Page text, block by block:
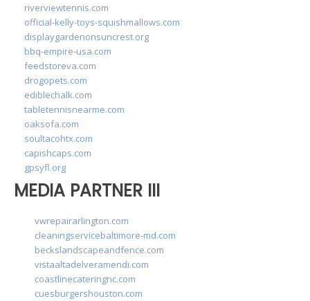
riverviewtennis.com
official-kelly-toys-squishmallows.com
displaygardenonsuncrest.org
bbq-empire-usa.com
feedstoreva.com
drogopets.com
ediblechalk.com
tabletennisnearme.com
oaksofa.com
soultacohtx.com
capishcaps.com
gpsyfl.org
MEDIA PARTNER III
vwrepairarlington.com
cleaningservicebaltimore-md.com
beckslandscapeandfence.com
vistaaltadelveramendi.com
coastlinecateringnc.com
cuesburgershouston.com